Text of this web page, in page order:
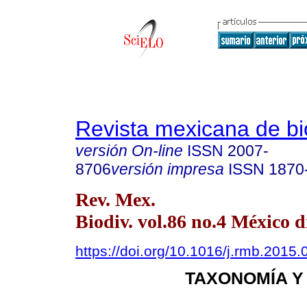
Revista mexicana de
versión On-line ISSN 2007-
8706versión impresa ISSN
Rev. Mex.
Biodiv. vol.86 no.4 México
https://doi.org/10.1016/
TAXONOMÍA